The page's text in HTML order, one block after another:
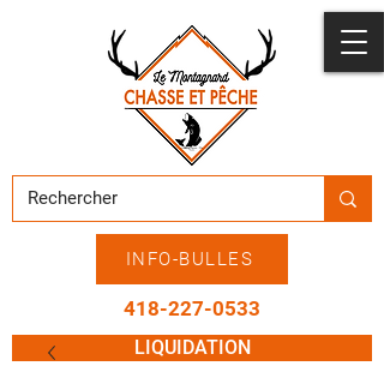
INFO-BULLES
418-227-0533
LIQUIDATION